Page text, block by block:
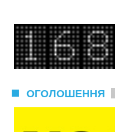
ОГОЛОШЕННЯ